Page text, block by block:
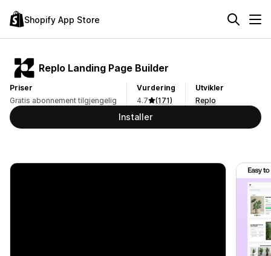
Shopify App Store
Replo Landing Page Builder
Priser
Gratis abonnement tilgjengelig
Vurdering
4.7
(171)
Utvikler
Replo
Installer